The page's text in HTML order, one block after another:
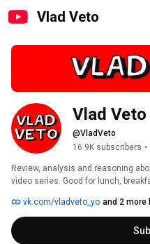
Vlad Veto
Vlad Veto
@VladVeto
16.9K subscribers •
Review, analysis and reasoning
video series. Good for lunch,
vk.com/vladveto_yo and 2 more